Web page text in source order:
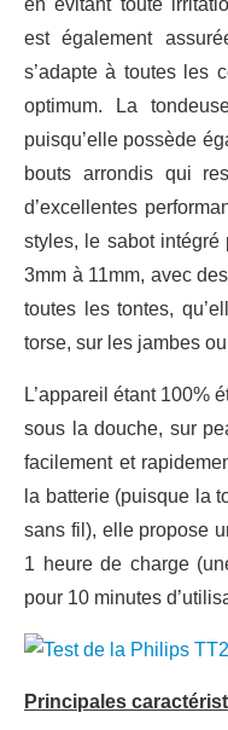
est également
s’adapte à toutes les
optimum. La
puisqu’elle possède
bouts arrondis qui
d’excellentes
styles, le sabot
3mm à 11mm, avec
toutes les tontes,
torse, sur les jambes
L’appareil étant 100%
sous la douche, sur
facilement et
la batterie (puisque la
sans fil), elle propose
1 heure de charge
pour 10 minutes
Principales